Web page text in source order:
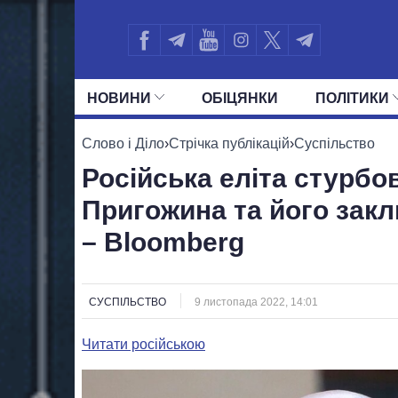
НОВИНИ ОБIЦЯНКИ ПОЛIТИКИ
УСІ ПОЛІТИКИ ПРЕЗИДЕНТ І ОФІС
Слово і Діло›Стрічка публікацій›Суспільство
Російська еліта
Пригожина та його
– Bloomberg
СУСПІЛЬСТВО 9 листопада 2022, 14:01
Читати російською